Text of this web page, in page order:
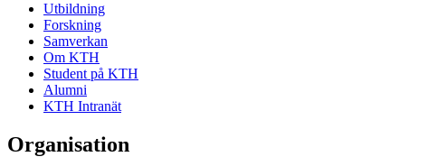
Utbildning
Forskning
Samverkan
Om KTH
Student på KTH
Alumni
KTH Intranät
Organisation